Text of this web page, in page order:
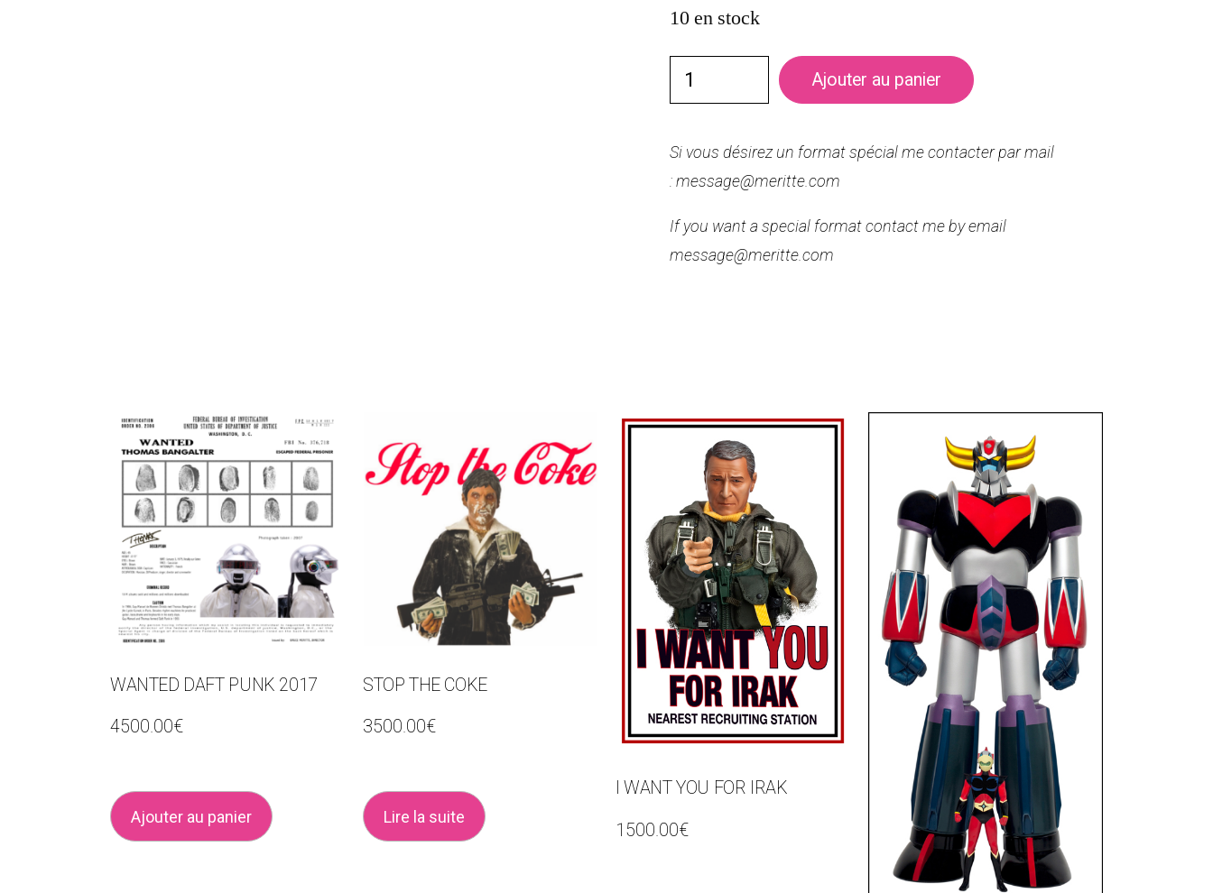
10 en stock
Ajouter au panier
Si vous désirez un format spécial me contacter par mail
: message@meritte.com
If you want a special format contact me by email
message@meritte.com
WANTED DAFT PUNK 2017
4500.00€
Ajouter au panier
STOP THE COKE
3500.00€
Lire la suite
I WANT YOU FOR IRAK
1500.00€